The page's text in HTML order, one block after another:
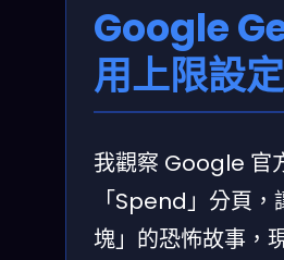
Google
用上限設
我觀察 Google 官
「Spend」分頁
塊」的恐怖故事，